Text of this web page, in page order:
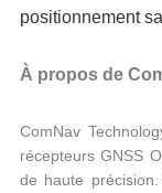
positionnement
À propos de
ComNav
récepteurs GNSS
de haute